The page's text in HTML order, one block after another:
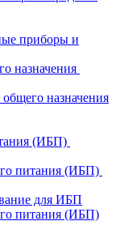
приборы и
назначения
назначения
(ИБП)
питания (ИБП)
для ИБП
питания (ИБП)